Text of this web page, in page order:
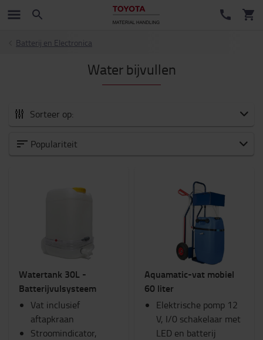
Batterij en Electronica
Water bijvullen
Sorteer op:
Alle Accessoires
Heftruck voorzetapparatuur
Batterij en Electronica
RAM-montage
Werkkleding
Fan Shop
Verlichting
Winter
Populariteit
Watertank 30L -
Batterijvulsysteem
Vat inclusief
aftapkraan
Stroomindicator,
Aquamatic-vat mobiel
60 liter
Elektrische pomp 12
V, I/0 schakelaar met
LED en batterij